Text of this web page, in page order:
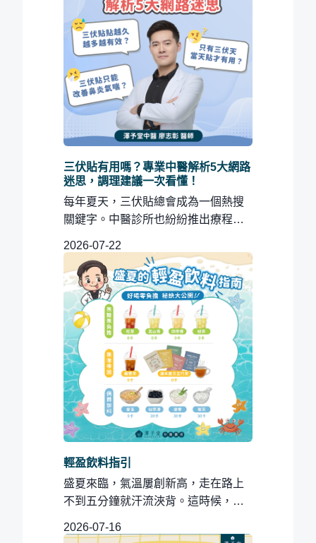
三伏貼有用嗎？專業中醫解析5大網路
迷思，調理建議一次看懂！
每年夏天，三伏貼總會成為一個熱搜
關鍵字。中醫診所也紛紛推出療程，
2026-07-22
輕盈飲料指引
盛夏來臨，氣溫屢創新高，走在路上
不到五分鐘就汗流浹背。這時候，來
2026-07-16